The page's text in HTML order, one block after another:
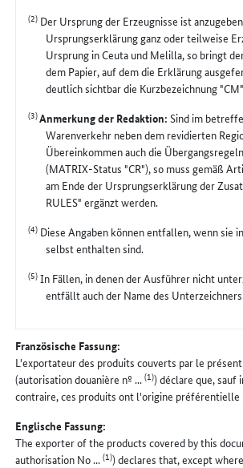
(2) Der Ursprung der Erzeugnisse ist
Ursprungserklärung ganz oder teilweise
Ursprung in Ceuta und Melilla, so bringt
dem Papier, auf dem die Erklärung
deutlich sichtbar die Kurzbezeichnung
(3)Anmerkung der Redaktion: Sind im
Warenverkehr neben dem revidierten
Übereinkommen auch die
(MATRIX-Status "CR"), so muss gemäß
am Ende der Ursprungserklärung der
RULES" ergänzt werden.
(4) Diese Angaben können entfallen, wenn sie
selbst enthalten sind.
(5)In Fällen, in denen der Ausführer nicht
entfällt auch der Name des
Französische Fassung:
L'exportateur des produits couverts par le
(autorisation douanière nº ...(1)) déclare que, sauf
contraire, ces produits ont l'origine préférentielle
Englische Fassung:
The exporter of the products covered by this
authorisation No ...(1)) declares that, except